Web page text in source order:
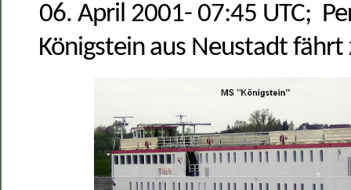
06. April 2001- 07:45 UTC;
Königstein aus Neustadt